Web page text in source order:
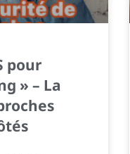
pour
» – La